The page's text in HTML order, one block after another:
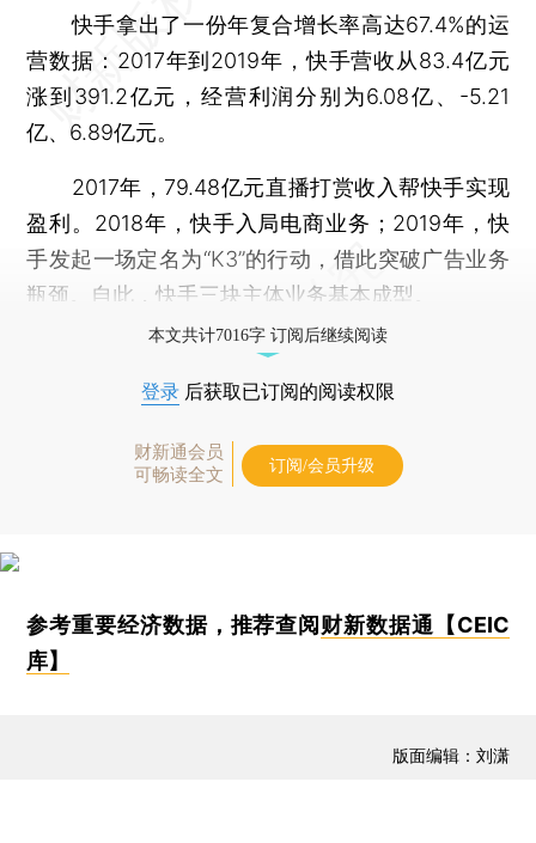
快手拿出了一份年复合增长率高达67.4%的运
营数据：2017年到2019年，快手营收从83.4亿元
涨到391.2亿元，经营利润分别为6.08亿、-5.21
亿、6.89亿元。
2017年，79.48亿元直播打赏收入帮快手实现
盈利。2018年，快手入局电商业务；2019年，快
手发起一场定名为“K3”的行动，借此突破广告业务
瓶颈。自此，快手三块主体业务基本成型。
本文共计7016字 订阅后继续阅读
登录 后获取已订阅的阅读权限
财新通会员
可畅读全文
订阅/会员升级
参考重要经济数据，推荐查阅 财新数据通【CEIC
库】
版面编辑：刘潇